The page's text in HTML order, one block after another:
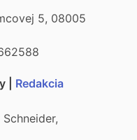
5, 08005
| Redakcia